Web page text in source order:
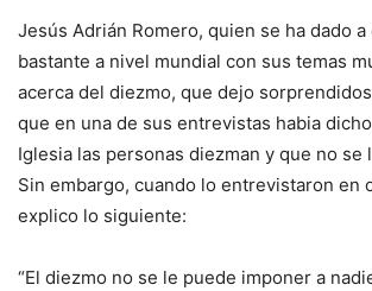
Jesús Adrián Romero, quien se ha dado
bastante a nivel mundial con sus temas
acerca del diezmo, que dejo
que en una de sus entrevistas habia
Iglesia las personas diezman y que no se
Sin embargo, cuando lo entrevistaron en
explico lo siguiente:
“El diezmo no se le puede imponer a